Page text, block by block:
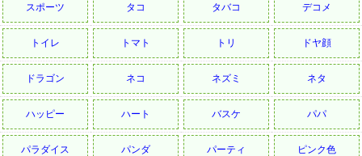
スポーツ タコ タバコ デコメ
トイレ トマト トリ ドヤ顔
ドラゴン ネコ ネズミ ネタ
ハッピー ハート バスケ パパ
パラダイス パンダ パーティ ピンク色